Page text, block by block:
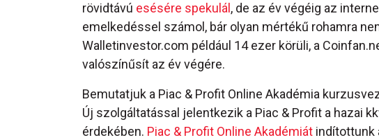
rövidtávú esésére spekulál , de az év végéig az
emelkedéssel számol, bár olyan mértékű rohamra
Walletinvestor.com például 14 ezer körüli, a
valószínűsít az év végére.
Bemutatjuk a Piac & Profit Online Akadémia
Új szolgáltatással jelentkezik a Piac & Profit a hazai
érdekében. Piac & Profit Online Akadémiát indítottunk